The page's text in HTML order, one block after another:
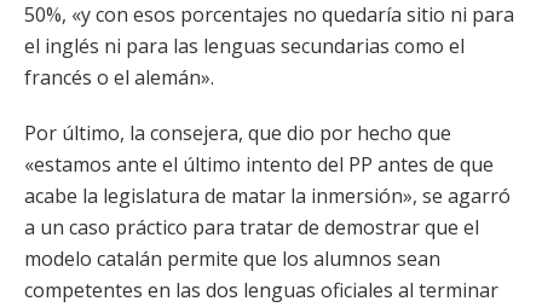
50%, «y con esos porcentajes no quedaría sitio ni para
el inglés ni para las lenguas secundarias como el
francés o el alemán».
Por último, la consejera, que dio por hecho que
«estamos ante el último intento del PP antes de que
acabe la legislatura de matar la inmersión», se agarró
a un caso práctico para tratar de demostrar que el
modelo catalán permite que los alumnos sean
competentes en las dos lenguas oficiales al terminar